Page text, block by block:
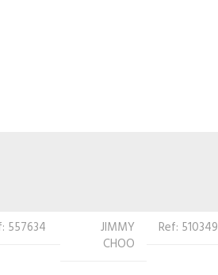
510349 LACOSTE Ref: 526999